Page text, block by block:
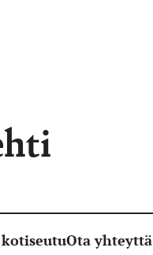
Ota yhteyttä